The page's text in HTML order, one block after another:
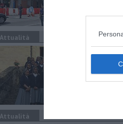
Attualità
A
La
Attualità